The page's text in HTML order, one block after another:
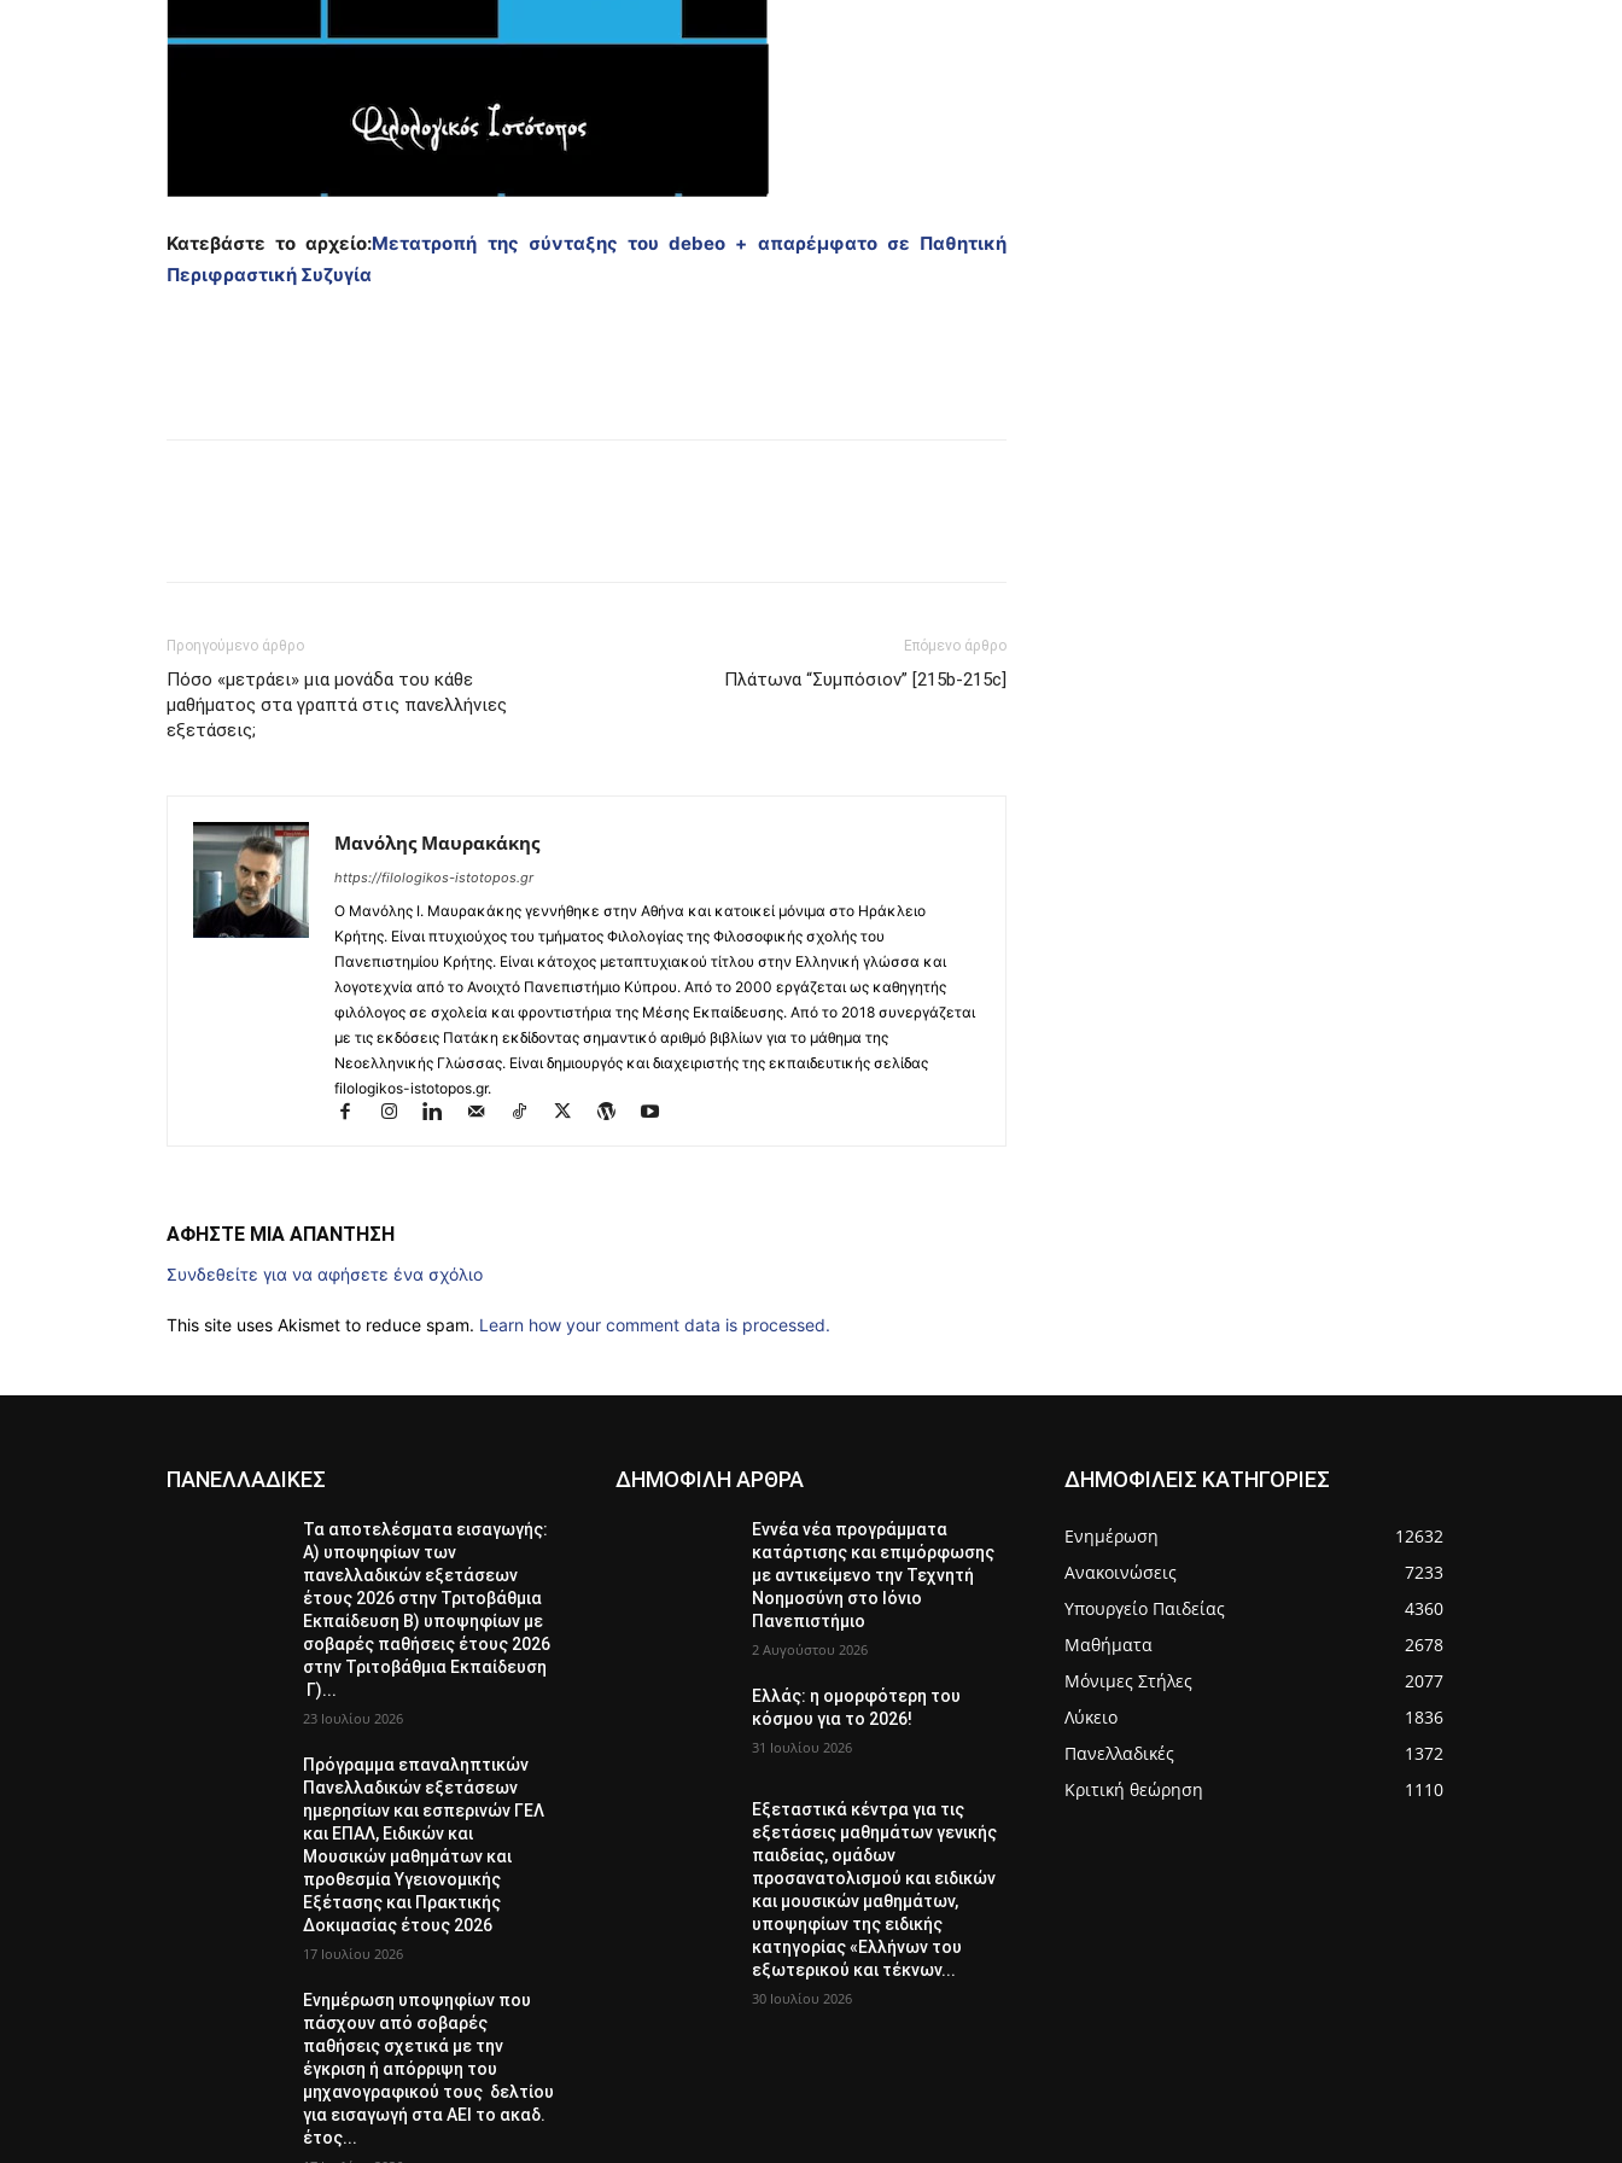
Κατεβάστε το αρχείο:Μετατροπή της σύνταξης του debeo + απαρέμφατο σε Παθητική
Περιφραστική Συζυγία
Προηγούμενο άρθρο
Πόσο «μετράει» μια μονάδα του κάθε
μαθήματος στα γραπτά στις πανελλήνιες
εξετάσεις;
Επόμενο άρθρο
Πλάτωνα “Συμπόσιον” [215b-215c]
Μανόλης Μαυρακάκης
https://filologikos-istotopos.gr
Ο Μανόλης I. Μαυρακάκης γεννήθηκε στην Αθήνα και κατοικεί μόνιμα στο Ηράκλειο
Κρήτης. Είναι πτυχιούχος του τμήματος Φιλολογίας της Φιλοσοφικής σχολής του
Πανεπιστημίου Κρήτης. Είναι κάτοχος μεταπτυχιακού τίτλου στην Ελληνική γλώσσα και
λογοτεχνία από το Ανοιχτό Πανεπιστήμιο Κύπρου. Από το 2000 εργάζεται ως καθηγητής
φιλόλογος σε σχολεία και φροντιστήρια της Μέσης Εκπαίδευσης. Από το 2018 συνεργάζεται
με τις εκδόσεις Πατάκη εκδίδοντας σημαντικό αριθμό βιβλίων για το μάθημα της
Νεοελληνικής Γλώσσας. Είναι δημιουργός και διαχειριστής της εκπαιδευτικής σελίδας
filologikos-istotopos.gr.
ΑΦΗΣΤΕ ΜΙΑ ΑΠΑΝΤΗΣΗ
Συνδεθείτε για να αφήσετε ένα σχόλιο
This site uses Akismet to reduce spam. Learn how your comment data is processed.
ΠΑΝΕΛΛΑΔΙΚΕΣ
Τα αποτελέσματα εισαγωγής:
Α) υποψηφίων των
πανελλαδικών εξετάσεων
έτους 2026 στην Τριτοβάθμια
Εκπαίδευση Β) υποψηφίων με
σοβαρές παθήσεις έτους 2026
στην Τριτοβάθμια Εκπαίδευση
Γ)...
23 Ιουλίου 2026
Πρόγραμμα επαναληπτικών
Πανελλαδικών εξετάσεων
ημερησίων και εσπερινών ΓΕΛ
και ΕΠΑΛ, Ειδικών και
Μουσικών μαθημάτων και
προθεσμία Υγειονομικής
Εξέτασης και Πρακτικής
Δοκιμασίας έτους 2026
17 Ιουλίου 2026
Ενημέρωση υποψηφίων που
πάσχουν από σοβαρές
παθήσεις σχετικά με την
έγκριση ή απόρριψη του
μηχανογραφικού τους δελτίου
για εισαγωγή στα ΑΕΙ το ακαδ.
έτος...
ΔΗΜΟΦΙΛΗ ΑΡΘΡΑ
Εννέα νέα προγράμματα
κατάρτισης και επιμόρφωσης
με αντικείμενο την Τεχνητή
Νοημοσύνη στο Ιόνιο
Πανεπιστήμιο
2 Αυγούστου 2026
Ελλάς: η ομορφότερη του
κόσμου για το 2026!
31 Ιουλίου 2026
Εξεταστικά κέντρα για τις
εξετάσεις μαθημάτων γενικής
παιδείας, ομάδων
προσανατολισμού και ειδικών
και μουσικών μαθημάτων,
υποψηφίων της ειδικής
κατηγορίας «Ελλήνων του
εξωτερικού και τέκνων...
30 Ιουλίου 2026
ΔΗΜΟΦΙΛΕΙΣ ΚΑΤΗΓΟΡΙΕΣ
Ενημέρωση
12632
Ανακοινώσεις
7233
Υπουργείο Παιδείας
4360
Μαθήματα
2678
Μόνιμες Στήλες
2077
Λύκειο
1836
Πανελλαδικές
1372
Κριτική θεώρηση
1110